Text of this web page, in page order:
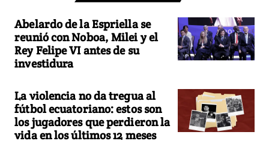
Abelardo de la Espriella se
reunió con Noboa, Milei y el
Rey Felipe VI antes de su
investidura
La violencia no da tregua al
fútbol ecuatoriano: estos son
los jugadores que perdieron la
vida en los últimos 12 meses